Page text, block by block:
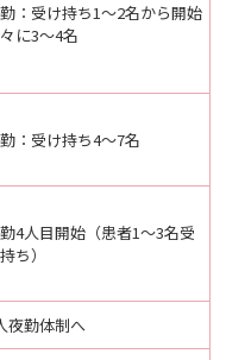
：受け持ち1〜2名から開始
に3～4名
：受け持ち4～7名
4人目開始（患者1〜3名受
ち）
夜勤体制へ